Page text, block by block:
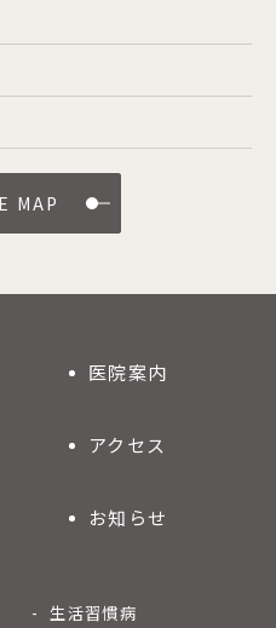
MAP
医院案内
アクセス
お知らせ
生活習慣病